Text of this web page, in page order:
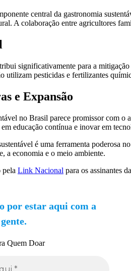
central da gastronomia
A colaboração entre agricultores
significativamente para a
utilizam pesticidas e fertilizantes
e Expansão
no Brasil parece promissor com o
educação contínua e inovar em
é uma ferramenta poderosa
a economia e o meio ambiente.
Link Nacional para os assinantes
por estar aqui com a
gente.